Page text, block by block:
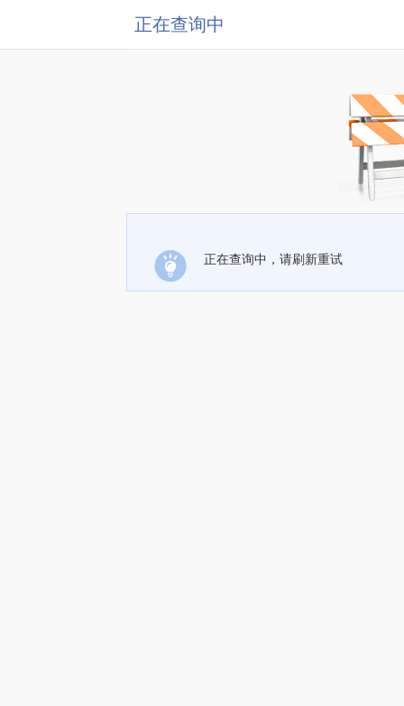
正在查询中
正在查询中，请刷新重试